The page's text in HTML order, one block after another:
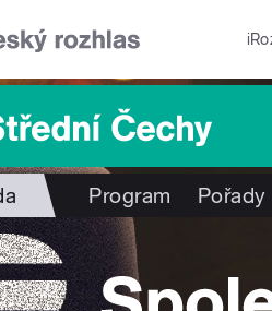
Program Pořady